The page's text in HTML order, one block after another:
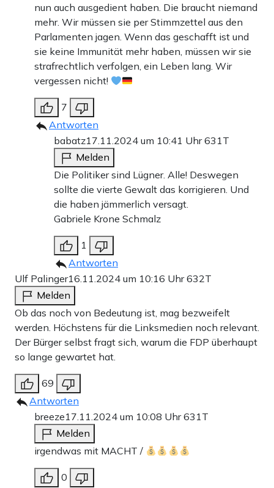
nun auch ausgedient haben. Die braucht niemand
mehr. Wir müssen sie per Stimmzettel aus den
Parlamenten jagen. Wenn das geschafft ist und
sie keine Immunität mehr haben, müssen wir sie
strafrechtlich verfolgen, ein Leben lang. Wir
vergessen nicht!
7
Antworten
babatz17.11.2024 um 10:41 Uhr631T
Melden
Die Politiker sind Lügner. Alle! Deswegen
sollte die vierte Gewalt das korrigieren. Und
die haben jämmerlich versagt.
Gabriele Krone Schmalz
1
Antworten
Ulf Palinger16.11.2024 um 10:16 Uhr632T
Melden
Ob das noch von Bedeutung ist, mag bezweifelt
werden. Höchstens für die Linksmedien noch relevant.
Der Bürger selbst fragt sich, warum die FDP überhaupt
so lange gewartet hat.
69
Antworten
breeze17.11.2024 um 10:08 Uhr631T
Melden
irgendwas mit MACHT /
0